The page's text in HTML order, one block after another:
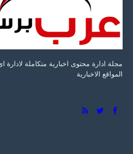
المواقع الاخبارية